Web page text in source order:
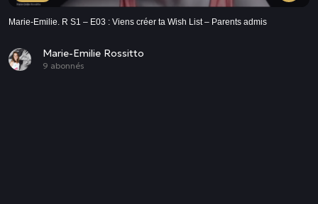
Marie-Emilie. R S1 – E03 : Viens créer ta Wish List – Parents admis
Marie-Emilie Rossitto
9 abonnés